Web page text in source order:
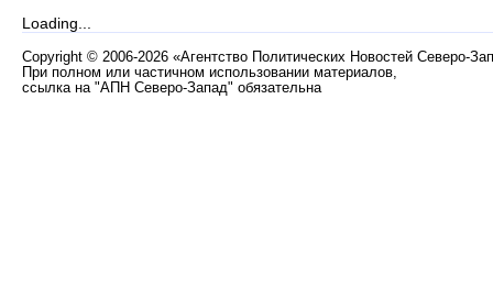
Loading...
Copyright © 2006-2026 «Агентство Политических Новостей Северо-
При полном или частичном использовании материалов,
ссылка на "АПН Северо-Запад" обязательна